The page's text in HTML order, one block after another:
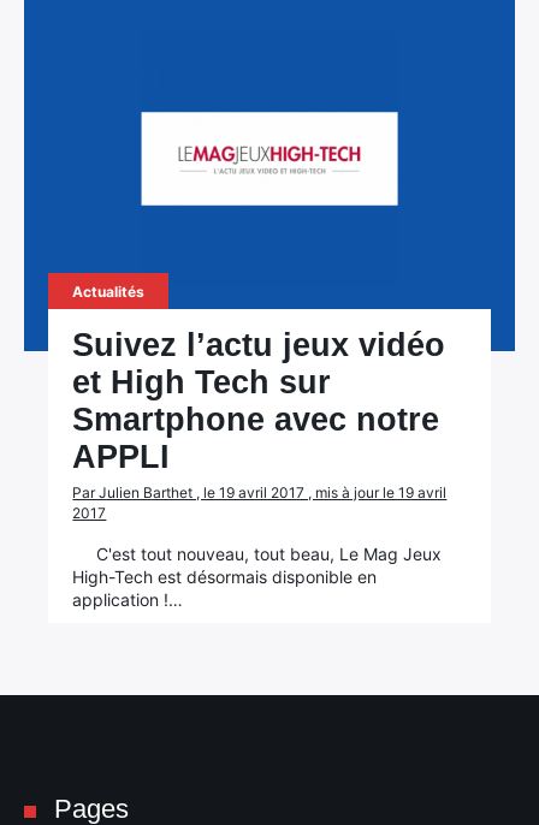
Actualités
Suivez l’actu jeux vidéo
et High Tech sur
Smartphone avec notre
APPLI
Par Julien Barthet , le 19 avril 2017 , mis à jour le 19 avril
2017
C'est tout nouveau, tout beau, Le Mag Jeux
High-Tech est désormais disponible en
application !…
Pages